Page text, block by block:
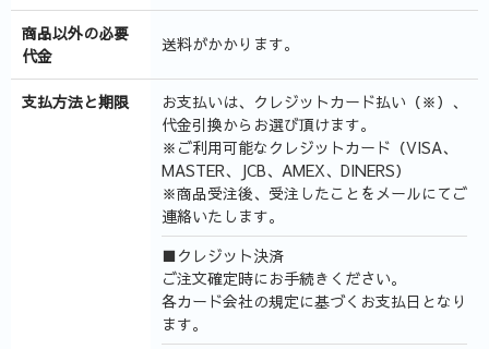
商品以外の必要
代金
送料がかかります。
支払方法と期限
お支払いは、クレジットカード払い（※）、
代金引換からお選び頂けます。
※ご利用可能なクレジットカード（VISA、
MASTER、JCB、AMEX、DINERS）
※商品受注後、受注したことをメールにてご
連絡いたします。
■クレジット決済
ご注文確定時にお手続きください。
各カード会社の規定に基づくお支払日となり
ます。